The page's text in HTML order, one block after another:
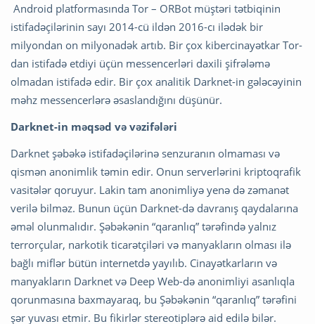
Android platformasında Tor – ORBot müştəri tətbiqinin
istifadəçilərinin sayı 2014-cü ildən 2016-cı ilədək bir
milyondan on milyonadək artıb. Bir çox kibercinayətkar Tor-
dan istifadə etdiyi üçün messencerləri daxili şifrələmə
olmadan istifadə edir. Bir çox analitik Darknet-in gələcəyinin
məhz messencerlərə əsaslandığını düşünür.
Darknet-in məqsəd və vəzifələri
Darknet şəbəkə istifadəçilərinə senzuranın olmaması və
qismən anonimlik təmin edir. Onun serverlərini kriptoqrafik
vasitələr qoruyur. Lakin tam anonimliyə yenə də zəmanət
verilə bilməz. Bunun üçün Darknet-də davranış qaydalarına
əməl olunmalıdır. Şəbəkənin “qaranlıq” tərəfində yalnız
terrorçular, narkotik ticarətçiləri və manyakların olması ilə
bağlı miflər bütün internetdə yayılıb. Cinayətkarların və
manyakların Darknet və Deep Web-də anonimliyi asanlıqla
qorunmasına baxmayaraq, bu Şəbəkənin “qaranlıq” tərəfini
şər yuvası etmir. Bu fikirlər stereotiplərə aid edilə bilər.